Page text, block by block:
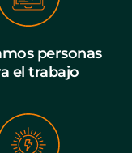
personas
el trabajo